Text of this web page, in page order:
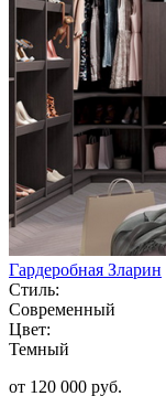
Гардеробная Зларин
Стиль:
Современный
Цвет:
Темный
от 120 000 руб.